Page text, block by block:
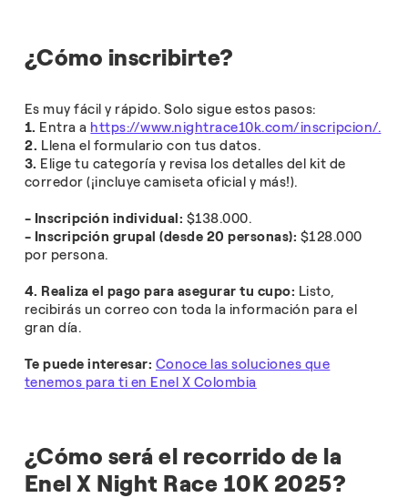
¿Cómo inscribirte?
Es muy fácil y rápido. Solo sigue estos pasos:
1. Entra a https://www.nightrace10k.com/inscripcion/.
2. Llena el formulario con tus datos.
3. Elige tu categoría y revisa los detalles del kit de
corredor (¡incluye camiseta oficial y más!).
- Inscripción individual: $138.000.
- Inscripción grupal (desde 20 personas): $128.000
por persona.
4. Realiza el pago para asegurar tu cupo: Listo,
recibirás un correo con toda la información para el
gran día.
Te puede interesar: Conoce las soluciones que
tenemos para ti en Enel X Colombia
¿Cómo será el recorrido de la
Enel X Night Race 10K 2025?